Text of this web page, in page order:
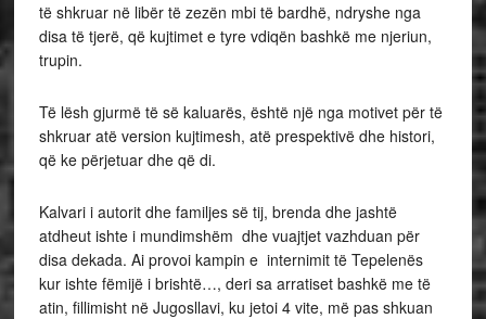
të shkruar në libër të zezën mbi të bardhë, ndryshe nga
disa të tjerë, që kujtimet e tyre vdiqën bashkë me njeriun,
trupin.
Të lësh gjurmë të së kaluarës, është një nga motivet për të
shkruar atë version kujtimesh, atë prespektivë dhe histori,
që ke përjetuar dhe që di.
Kalvari i autorit dhe familjes së tij, brenda dhe jashtë
atdheut ishte i mundimshëm dhe vuajtjet vazhduan për
disa dekada. Ai provoi kampin e internimit të Tepelenës
kur ishte fëmijë i brishtë…, deri sa arratiset bashkë me të
atin, fillimisht në Jugosllavi, ku jetoi 4 vite, më pas shkuan